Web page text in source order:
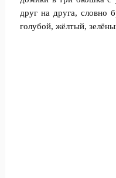
друг на друга, словно
голубой, жёлтый,